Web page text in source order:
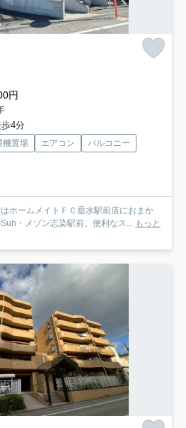
円
4分
機置場 エアコン
バルコニー
ホームメイトＦＣ垂水駅前店におまか
・メゾン志染駅前。便利なス... もっと